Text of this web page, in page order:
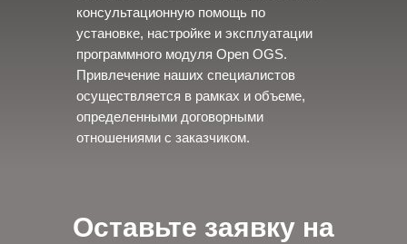
консультационную помощь по
установке, настройке и эксплуатации
программного модуля Open OGS.
Привлечение наших специалистов
осуществляется в рамках и объеме,
определенными договорными
отношениями с заказчиком.
Оставьте заявку на